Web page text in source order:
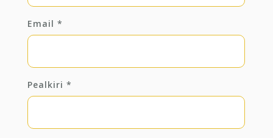
Email *
Pealkiri *